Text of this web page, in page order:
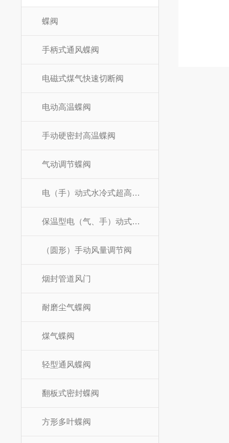
蝶阀
手柄式通风蝶阀
电磁式煤气快速切断阀
电动高温蝶阀
手动硬密封高温蝶阀
气动调节蝶阀
电（手）动式水冷式超高温蝶阀
保温型电（气、手）动式高温蝶阀
（圆形）手动风量调节阀
烟封管道风门
耐磨尘气蝶阀
煤气蝶阀
轻型通风蝶阀
翻板式密封蝶阀
方形多叶蝶阀